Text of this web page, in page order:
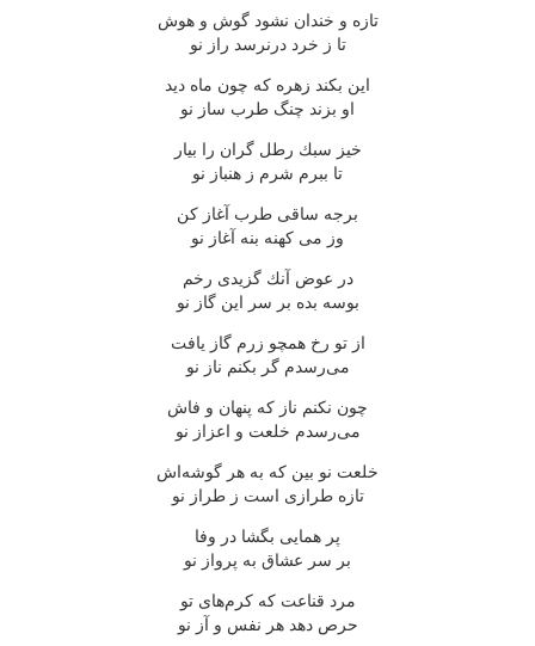
تازه و خندان نشود گوش و هوش
تا ز خرد درنرسد راز نو
این بكند زهره كه چون ماه دید
او بزند چنگ طرب ساز نو
خیز سبك رطل گران را بیار
تا ببرم شرم ز هنباز نو
برجه ساقی طرب آغاز كن
وز می كهنه بنه آغاز نو
در عوض آنك گزیدی رخم
بوسه بده بر سر این گاز نو
از تو رخ همچو زرم گاز یافت
می‌رسدم گر بكنم ناز نو
چون نكنم ناز كه پنهان و فاش
می‌رسدم خلعت و اعزاز نو
خلعت نو بین كه به هر گوشه‌اش
تازه طرازی است ز طراز نو
پر همایی بگشا در وفا
بر سر عشاق به پرواز نو
مرد قناعت كه كرم‌های تو
حرص دهد هر نفس و آز نو